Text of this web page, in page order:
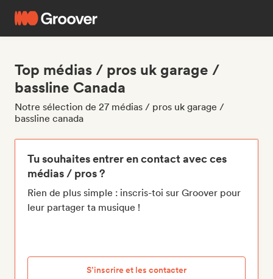
Top médias / pros uk garage /
bassline Canada
Notre sélection de 27 médias / pros uk garage /
bassline canada
Tu souhaites entrer en contact avec ces
médias / pros ?
Rien de plus simple : inscris-toi sur Groover pour
leur partager ta musique !
S’inscrire et les contacter